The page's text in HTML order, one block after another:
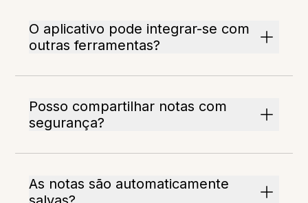
O aplicativo pode integrar-se com
outras ferramentas?
Posso compartilhar notas com
segurança?
As notas são automaticamente